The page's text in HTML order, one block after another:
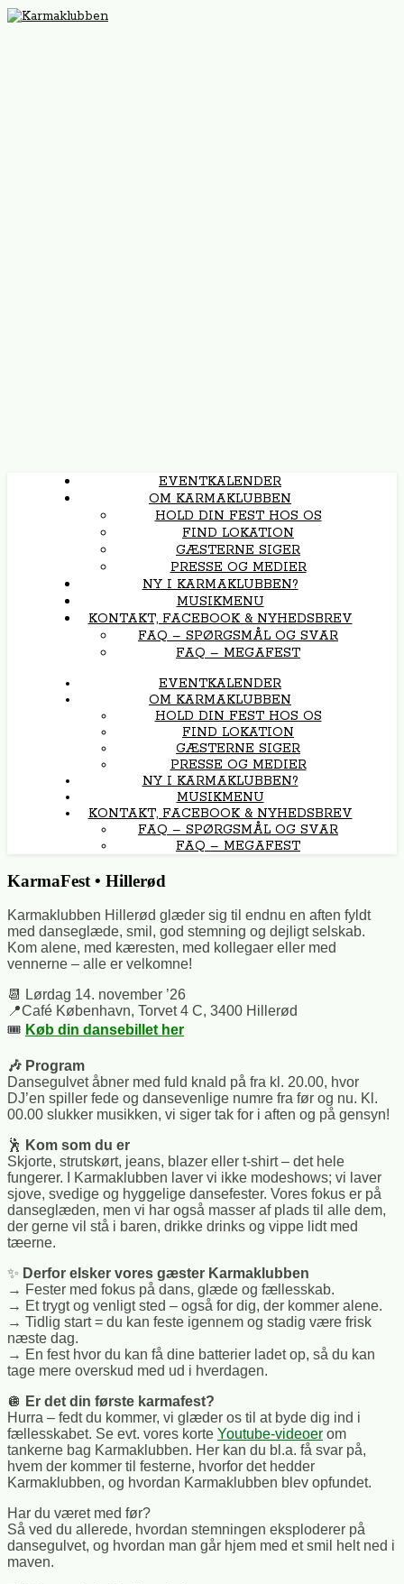
EVENTKALENDER
OM KARMAKLUBBEN
HOLD DIN FEST HOS OS
FIND LOKATION
GÆSTERNE SIGER
PRESSE OG MEDIER
NY I KARMAKLUBBEN?
MUSIKMENU
KONTAKT, FACEBOOK & NYHEDSBREV
FAQ – SPØRGSMÅL OG SVAR
FAQ – MEGAFEST
EVENTKALENDER
OM KARMAKLUBBEN
HOLD DIN FEST HOS OS
FIND LOKATION
GÆSTERNE SIGER
PRESSE OG MEDIER
NY I KARMAKLUBBEN?
MUSIKMENU
KONTAKT, FACEBOOK & NYHEDSBREV
FAQ – SPØRGSMÅL OG SVAR
FAQ – MEGAFEST
KarmaFest • Hillerød
Karmaklubben Hillerød glæder sig til endnu en aften fyldt
med danseglæde, smil, god stemning og dejligt selskab.
Kom alene, med kæresten, med kollegaer eller med
vennerne – alle er velkomne!
📆 Lørdag 14. november ’26
📍Café København, Torvet 4 C, 3400 Hillerød
🎟️ Køb din dansebillet her
🎶 Program
Dansegulvet åbner med fuld knald på fra kl. 20.00, hvor
DJ’en spiller fede og dansevenlige numre fra før og nu. Kl.
00.00 slukker musikken, vi siger tak for i aften og på gensyn!
🕺 Kom som du er
Skjorte, strutskørt, jeans, blazer eller t-shirt – det hele
fungerer. I Karmaklubben laver vi ikke modeshows; vi laver
sjove, svedige og hyggelige dansefester. Vores fokus er på
danseglæden, men vi har også masser af plads til alle dem,
der gerne vil stå i baren, drikke drinks og vippe lidt med
tæerne.
✨ Derfor elsker vores gæster Karmaklubben
→ Fester med fokus på dans, glæde og fællesskab.
→ Et trygt og venligt sted – også for dig, der kommer alene.
→ Tidlig start = du kan feste igennem og stadig være frisk
næste dag.
→ En fest hvor du kan få dine batterier ladet op, så du kan
tage mere overskud med ud i hverdagen.
🪩 Er det din første karmafest?
Hurra – fedt du kommer, vi glæder os til at byde dig ind i
fællesskabet. Se evt. vores korte Youtube-videoer om
tankerne bag Karmaklubben. Her kan du bl.a. få svar på,
hvem der kommer til festerne, hvorfor det hedder
Karmaklubben, og hvordan Karmaklubben blev opfundet.
Har du været med før?
Så ved du allerede, hvordan stemningen eksploderer på
dansegulvet, og hvordan man går hjem med et smil helt ned i
maven.